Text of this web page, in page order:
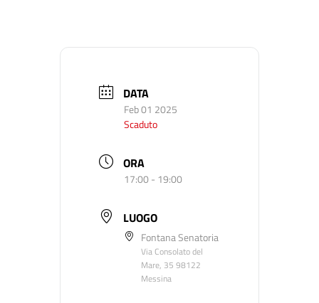
DATA
Feb 01 2025
Scaduto
ORA
17:00 - 19:00
LUOGO
Fontana Senatoria
Via Consolato del
Mare, 35 98122
Messina